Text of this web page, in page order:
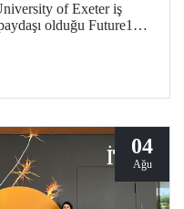
of Exeter iş
olduğu Future17
için son gün 31
04
Ağu